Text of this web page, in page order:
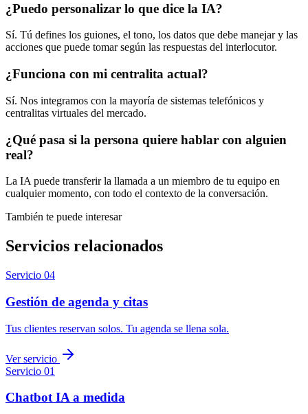
¿Puedo personalizar lo que dice la IA?
Sí. Tú defines los guiones, el tono, los datos que debe manejar y las
acciones que puede tomar según las respuestas del interlocutor.
¿Funciona con mi centralita actual?
Sí. Nos integramos con la mayoría de sistemas telefónicos y
centralitas virtuales del mercado.
¿Qué pasa si la persona quiere hablar con alguien
real?
La IA puede transferir la llamada a un miembro de tu equipo en
cualquier momento, con todo el contexto de la conversación.
También te puede interesar
Servicios relacionados
Servicio 04
Gestión de agenda y citas
Tus clientes reservan solos. Tu agenda se llena sola.
Ver servicio
Servicio 01
Chatbot IA a medida